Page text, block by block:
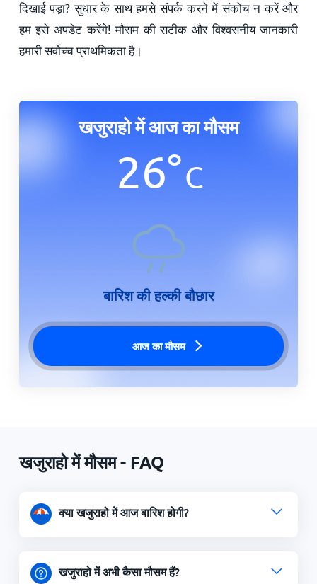
दिखाई पड़ा? सुधार के साथ हमसे संपर्क करने में संकोच न करें और
हम इसे अपडेट करेंगे! मौसम की सटीक और विश्वसनीय जानकारी
हमारी सर्वोच्च प्राथमिकता है।
खजुराहो में आज का मौसम
26°C
बारिश की हल्की बौछार
आज का मौसम
खजुराहो में मौसम - FAQ
क्या खजुराहो में आज बारिश होगी?
खजुराहो में अभी कैसा मौसम हैं?